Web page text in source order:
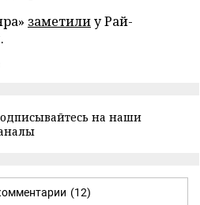
заметилиу Рай-
на наши
(12)